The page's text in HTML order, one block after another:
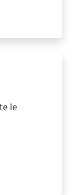
le